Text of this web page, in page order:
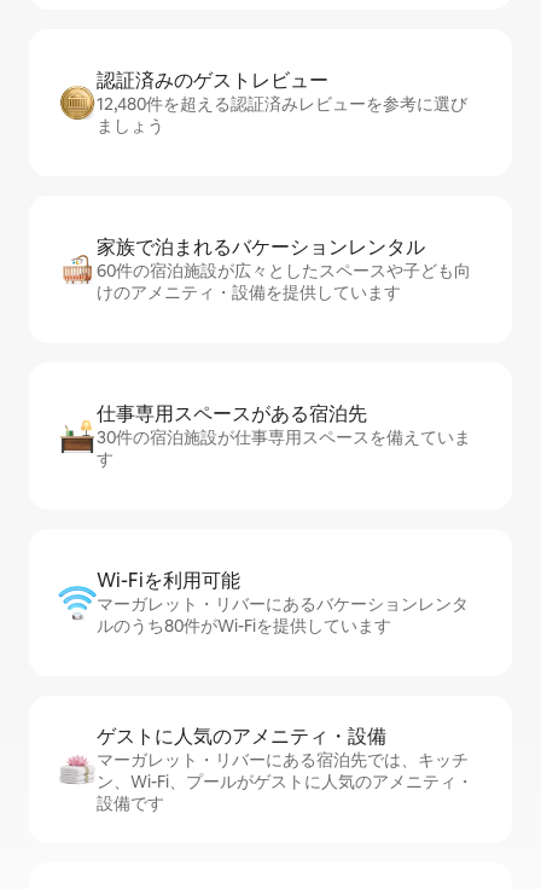
認証済みのゲ⁠ス⁠ト⁠レ⁠ビ⁠ュ⁠ー
12,480件を超える認証済みレビューを参考に選び
ましょう
家族で泊まれるバ⁠ケ⁠ー⁠シ⁠ョ⁠ンレ⁠ン⁠タ⁠ル
60件の宿泊施設が広々としたスペースや子ども向
けのアメニティ・設備を提供しています
仕事専用ス⁠ペ⁠ー⁠スがあ⁠る宿⁠泊⁠先
30件の宿泊施設が仕事専用スペースを備えていま
す
Wi-Fiを利⁠用⁠可⁠能
マーガレット・リバーにあるバケーションレンタ
ルのうち80件がWi-Fiを提供しています
ゲストに人⁠気⁠のア⁠メ⁠ニ⁠テ⁠ィ・設⁠備
マーガレット・リバーにある宿泊先では、キッチ
ン、Wi-Fi、プールがゲストに人気のアメニティ・
設備です